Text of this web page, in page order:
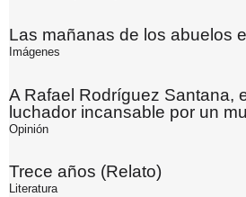
Las mañanas de los abuelos
Imágenes
A Rafael Rodríguez Santana,
luchador incansable por un
Opinión
Trece años (Relato)
Literatura